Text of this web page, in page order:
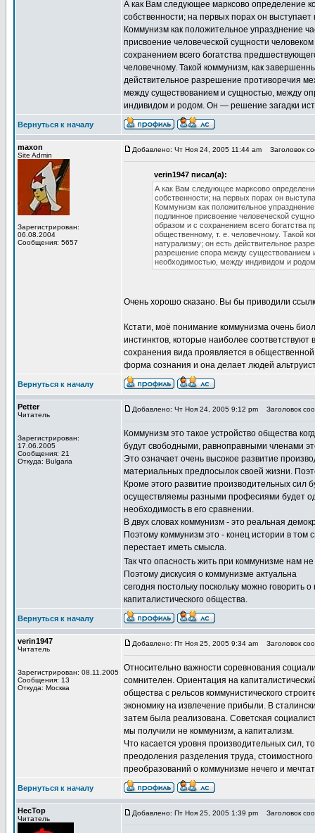
А как Вам следующее марксово определение
собственности; на первых порах он
Коммунизм как положительное упразднение
присвоение человеческой сущности
сохранением всего богатства
человечному. Такой коммунизм, как
действительное разрешение противоречия
между существованием и сущностью, между
индивидом и родом. Он — решение загадки
Вернуться к началу
maxon
Site Admin
Зарегистрирован:
06.08.2004
Сообщения: 5657
Добавлено: Чт Ноя 24, 2005 11:44 am Заголовок
verin1947 писал(а):
А как Вам следующее марксово
собственности; на первых порах он
Коммунизм как положительное
подлинное присвоение человеческой
образом и с сохранением всего богатства
общественному, т. е. человечному. Такой
натурализму; он есть действительное
разрешение спора между
необходимостью, между индивидом и
Очень хорошо сказано. Вы бы приводили
Кстати, моё понимание коммунизма очень
инстинктов, которые наиболее соответствуют
сохранения вида проявляется в
форма сознания и она делает людей
Вернуться к началу
Petter
Читатель
Зарегистрирован:
17.06.2005
Сообщения: 21
Откуда: Bulgaria
Добавлено: Чт Ноя 24, 2005 9:12 pm Заголовок
Коммунизм это такое устройство общества
будут свободными, равноправными членами
Это означает очень высокое развитие
материальных предпосылок своей жизни.
Кроме этого развитие производительных сил
осуществляемы разными професиями будет
необходимость в его сравнении.
В двух словах коммунизм - это реальная
Поэтому коммунизм это - конец истории в
перестает иметь смысла.
Так что опасность жить при коммунизме нам
Поэтому дискусия о коммунизме актуальна
сегодня постольку поскольку можно говорить
капиталистического общества.
Вернуться к началу
verin1947
Читатель
Зарегистрирован: 08.11.2005
Сообщения: 13
Откуда: Москва
Добавлено: Пт Ноя 25, 2005 9:34 am Заголовок
Относительно важности соревнования
сомнителен. Ориентация на
общества с рельсов коммунистического
экономику на извлечение прибыли. В
затем была реализована. Советская
мы получили не коммунизм, а капитализм.
Что касается уровня производительных сил,
преодоления разделения труда,
преобразований о коммунизме нечего и
Вернуться к началу
HecTop
Читатель
Добавлено: Пт Ноя 25, 2005 1:39 pm Заголовок